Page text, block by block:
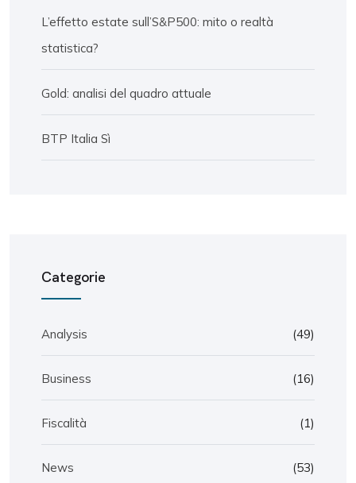
L’effetto estate sull’S&P500: mito o realtà
statistica?
Gold: analisi del quadro attuale
BTP Italia Sì
Categorie
Analysis (49)
Business (16)
Fiscalità (1)
News (53)